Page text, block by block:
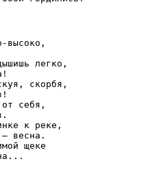
высоко,
легко,
скорбя,
себя,
к реке,
весна.
щеке